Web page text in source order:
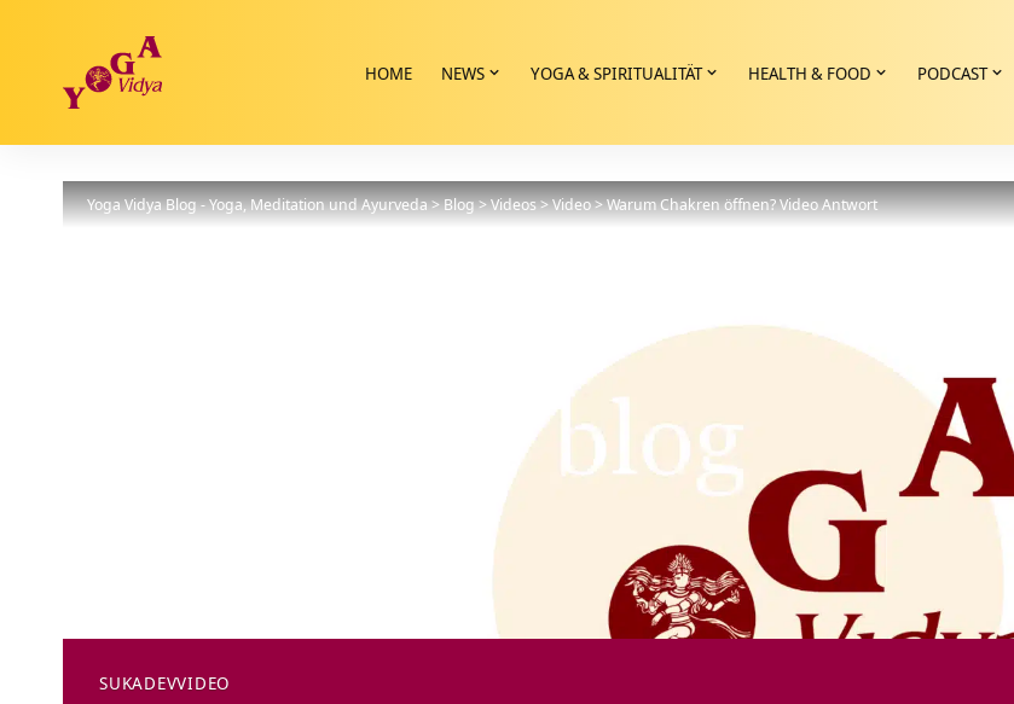
HOME NEWS YOGA & SPIRITUALITÄT HEALTH & FOOD PODCAST
Yoga Vidya Blog - Yoga, Meditation und Ayurveda>Blog>Videos>Video>Warum Chakren öffnen? Video Antwort
SUKADEVVIDEO